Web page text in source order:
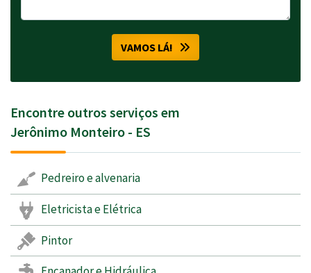
VAMOS LÁ!
Encontre outros serviços em
Jerônimo Monteiro - ES
Pedreiro e alvenaria
Eletricista e Elétrica
Pintor